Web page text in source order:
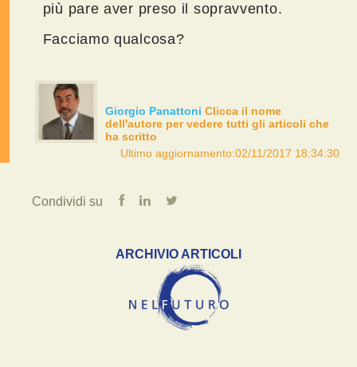
più pare aver preso il sopravvento.
Facciamo qualcosa?
Giorgio Panattoni Clicca il nome
dell'autore per vedere tutti gli articoli che
ha scritto
Ultimo aggiornamento:02/11/2017 18:34:30
Condividi su
ARCHIVIO ARTICOLI